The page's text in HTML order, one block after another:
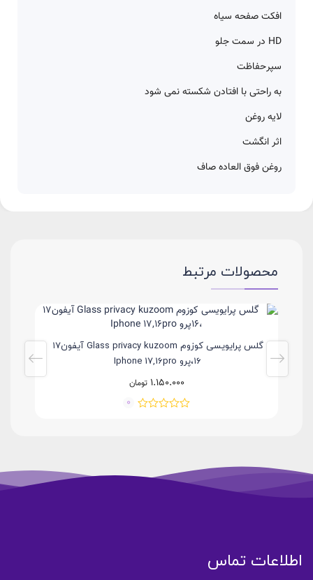
افکت صفحه سیاه
HD در سمت جلو
سپرحفاظت
به راحتی با افتادن شکسته نمی شود
لایه روغن
اثر انگشت
روغن فوق العاده صاف
محصولات مرتبط
گلس پرایویسی کوزوم Glass privacy kuzoom آیفون۱۷
،۱۶پرو Iphone 17,16pro
1.150.000 تومان
0
اطلاعات تماس